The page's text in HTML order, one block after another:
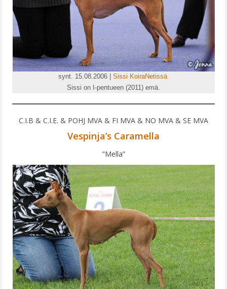
synt. 15.08.2006 | Sissi KoiraNetissä
Sissi on I-pentueen (2011) emä.
C.I.B & C.I.E. & POHJ MVA & FI MVA & NO MVA & SE MVA
Vespinja’s Caramella
”Mella”